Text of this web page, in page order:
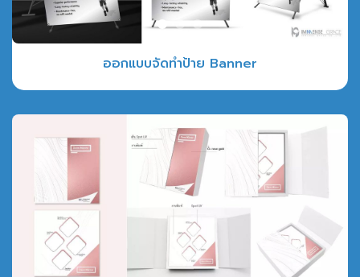
ออกแบบจัดทำป้าย Banner